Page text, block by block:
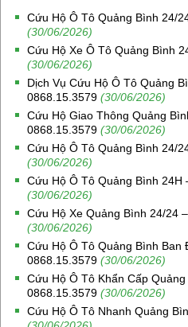
Cứu Hộ Ô Tô Quảng Bình 24/
(30/06/2026)
Cứu Hộ Xe Ô Tô Quảng Bình
(30/06/2026)
Dịch Vụ Cứu Hộ Ô Tô Quảng
0868.15.3579 (30/06/2026)
Cứu Hộ Giao Thông Quảng
0868.15.3579 (30/06/2026)
Cứu Hộ Ô Tô Quảng Bình 24/
(30/06/2026)
Cứu Hộ Ô Tô Quảng Bình 24H
(30/06/2026)
Cứu Hộ Xe Quảng Bình 24/24
(30/06/2026)
Cứu Hộ Ô Tô Quảng Bình Ban
0868.15.3579 (30/06/2026)
Cứu Hộ Ô Tô Khẩn Cấp
0868.15.3579 (30/06/2026)
Cứu Hộ Ô Tô Nhanh Quảng